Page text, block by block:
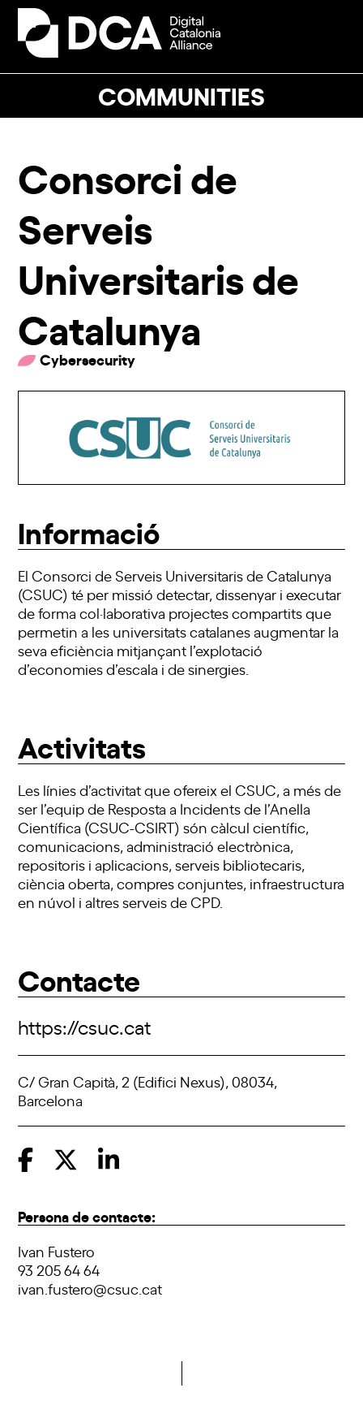
Skip
content
COMMUNITIES
Open
mobile
Close
mobile
Consorci de
Serveis
Universitaris de
Catalunya
Cybersecurity
Informació
El Consorci de Serveis Universitaris de Catalunya
(CSUC) té per missió detectar, dissenyar i executar
de forma col·laborativa projectes compartits que
permetin a les universitats catalanes augmentar la
seva eficiència mitjançant l’explotació
d’economies d’escala i de sinergies.
Activitats
Les línies d’activitat que ofereix el CSUC, a més de
ser l’equip de Resposta a Incidents de l’Anella
Científica (CSUC-CSIRT) són càlcul científic,
comunicacions, administració electrònica,
repositoris i aplicacions, serveis bibliotecaris,
ciència oberta, compres conjuntes, infraestructura
en núvol i altres serveis de CPD.
Contacte
https://csuc.cat
C/ Gran Capità, 2 (Edifici Nexus), 08034,
Barcelona
Persona de contacte:
Ivan Fustero
93 205 64 64
ivan.fustero@csuc.cat